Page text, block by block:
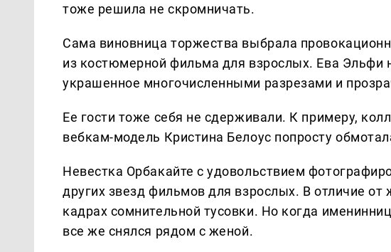
тоже решила не скромничать.
Сама виновница торжества выбрала
из костюмерной фильма для взрослых. Ева Эльфи
украшенное многочисленными разрезами и
Ее гости тоже себя не сдерживали. К примеру,
вебкам-модель Кристина Белоус попросту
Невестка Орбакайте с удовольствием
других звезд фильмов для взрослых. В отличие
кадрах сомнительной тусовки. Но когда
все же снялся рядом с женой.